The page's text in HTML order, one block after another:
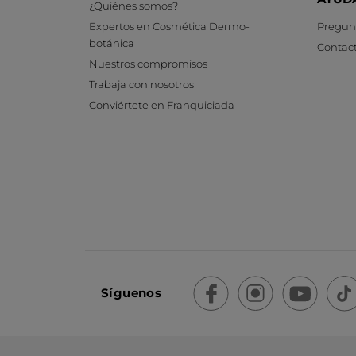
¿Quiénes somos?
Expertos en Cosmética Dermo-
botánica
Nuestros compromisos
Trabaja con nosotros
Conviértete en Franquiciada
Síguenos